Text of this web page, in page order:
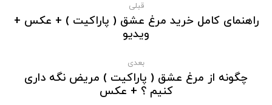
قبلی
راهنمای کامل خرید مرغ عشق ( پاراکیت ) + عکس +
ویدیو
بعدی
چگونه از مرغ عشق ( پاراکیت ) مریض نگه داری
کنیم ؟ + عکس